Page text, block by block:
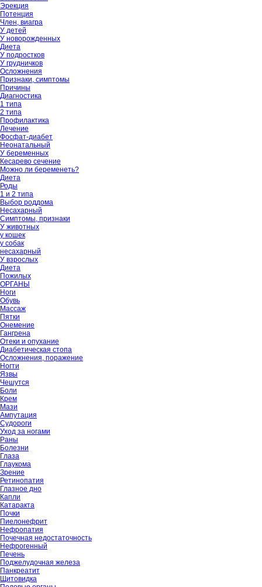
Эрекция
Потенция
Член, виагра
У детей
У новорожденных
Диета
У подростков
У грудничков
Осложнения
Признаки, симптомы
Причины
Диагностика
1 типа
2 типа
Профилактика
Лечение
Фосфат-диабет
Неонатальный
У беременных
Кесарево сечение
Можно ли беременеть?
Диета
Роды
1 и 2 типа
Выбор роддома
Несахарный
Симптомы, признаки
У животных
у кошек
у собак
несахарный
У взрослых
Диета
Пожилых
ОРГАНЫ
Ноги
Обувь
Массаж
Пятки
Онемение
Гангрена
Отеки и опухание
Диабетическая стопа
Осложнения, поражение
Ногти
Язвы
Чешутся
Боли
Крем
Мази
Ампутация
Судороги
Уход за ногами
Раны
Болезни
Глаза
Глаукома
Зрение
Ретинопатия
Глазное дно
Капли
Катаракта
Почки
Пиелонефрит
Нефропатия
Почечная недостаточность
Нефрогенный
Печень
Поджелудочная железа
Панкреатит
Щитовидка